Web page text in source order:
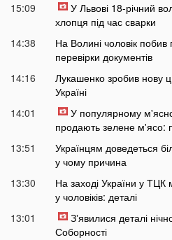
15:09
У Львові 18-річний
хлопця під час сварки
14:38
На Волині чоловік
перевірки документів
14:16
Лукашенко зробив нову
Україні
14:01
У популярному
продають зелене м'ясо:
13:51
Українцям доведеться
у чому причина
13:30
На заході України у ТЦК
у чоловіків: деталі
13:01
Зʼявилися деталі
Соборності